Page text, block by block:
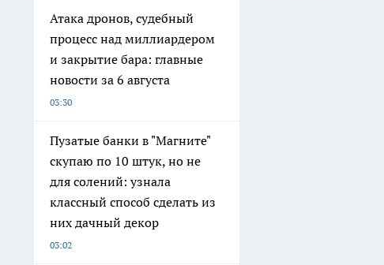
Атака дронов, судебный
процесс над миллиардером
и закрытие бара: главные
новости за 6 августа
03:30
Пузатые банки в "Магните"
скупаю по 10 штук, но не
для солений: узнала
классный способ сделать из
них дачный декор
03:02